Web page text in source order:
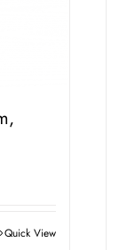
Quick View